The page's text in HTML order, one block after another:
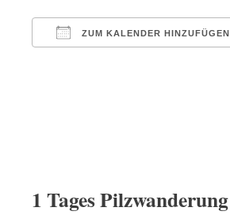
ZUM KALENDER HINZUFÜGEN
1 Tages